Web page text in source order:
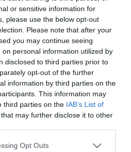
or sensitive information for
please use the below opt-out
Please note that after your
you may continue seeing
personal information utilized by
disclosed to third parties prior to
opt-out of the further
information by third parties on the
This information may
third parties on the IAB’s List of
that may further disclose it to other
app uses one or more Google
Opt Outs
του kariera.gr
στη Θεσσαλονίκη